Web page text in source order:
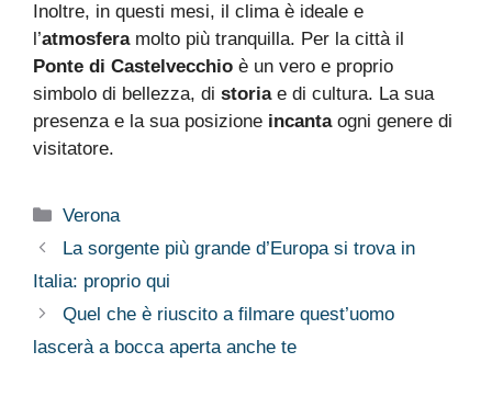
Inoltre, in questi mesi, il clima è ideale e
l’atmosferamolto più tranquilla. Per la città il
Ponte di Castelvecchio è un vero e proprio
simbolo di bellezza, di storiae di cultura. La sua
presenza e la sua posizione incantaogni genere di
visitatore.
Categorie
Verona
La sorgente più grande d’Europa si trova in
Italia: proprio qui
Quel che è riuscito a filmare quest’uomo
lascerà a bocca aperta anche te